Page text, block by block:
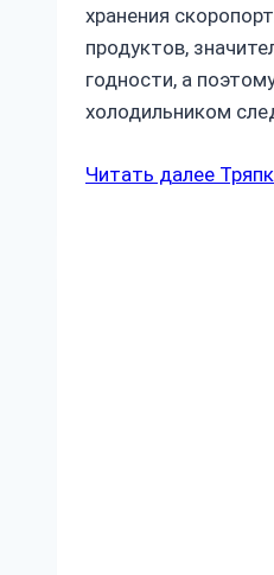
хранения
продуктов,
годности, а
холодильником
Читать далее